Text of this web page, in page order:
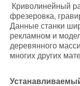
Криволинейный
фрезеровка,
Данные станки
рекламном и
деревянного
многих других